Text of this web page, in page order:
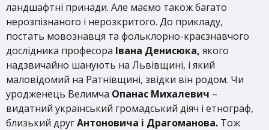
ландшафтні принади. Але маємо також багато
нерозпізнаного і нерозкритого. До прикладу,
постать мовознавця та фольклорно-краєзнавчого
дослідника професора Івана Денисюка, якого
надзвичайно шанують на Львівщині, і який
маловідомий на Ратнівщині, звідки він родом. Чи
уродженець Велимча Опанас Михалевич –
видатний український громадський діяч і етнограф,
близький другАнтоновича і Драгоманова. Тож